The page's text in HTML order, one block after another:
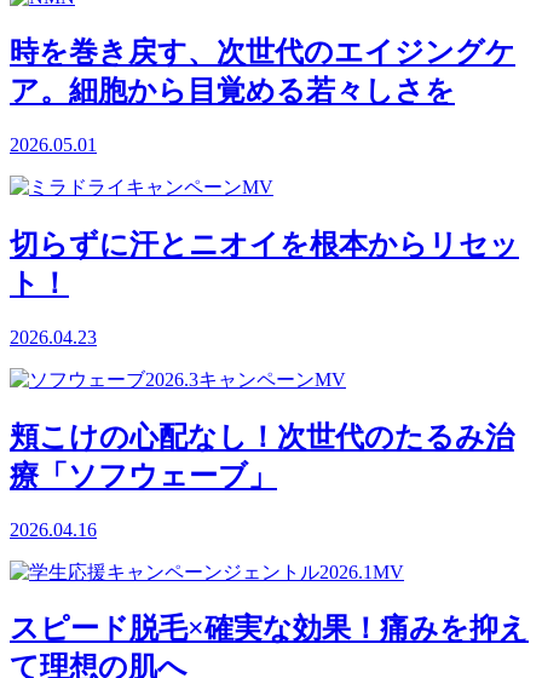
時を巻き戻す、次世代のエイジングケ
ア。細胞から目覚める若々しさを
2026.05.01
切らずに汗とニオイを根本からリセッ
ト！
2026.04.23
頬こけの心配なし！次世代のたるみ治
療「ソフウェーブ」
2026.04.16
スピード脱毛×確実な効果！痛みを抑え
て理想の肌へ